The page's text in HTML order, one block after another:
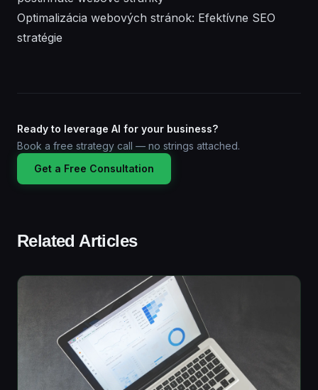
Optimalizácia webových stránok: Efektívne SEO
stratégie
Ready to leverage AI for your business?
Book a free strategy call — no strings attached.
Get a Free Consultation
Related Articles